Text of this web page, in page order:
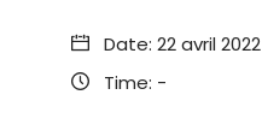
Date: 22 avril 2022
Time: -